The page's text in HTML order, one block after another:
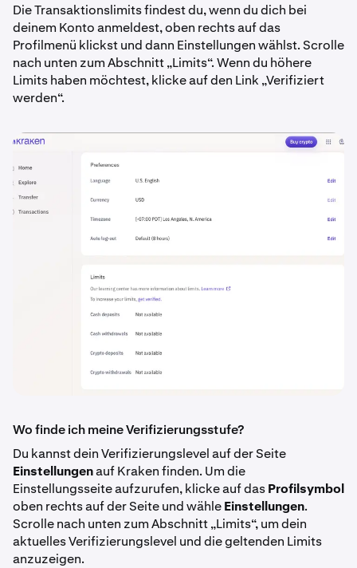
Die Transaktionslimits findest du, wenn du dich bei
deinem Konto anmeldest, oben rechts auf das
Profilmenü klickst und dann Einstellungen wählst. Scrolle
nach unten zum Abschnitt „Limits“. Wenn du höhere
Limits haben möchtest, klicke auf den Link „Verifiziert
werden“.
Wo finde ich meine Verifizierungsstufe?
Du kannst dein Verifizierungslevel auf der Seite
Einstellungenauf Kraken finden. Um die
Einstellungsseite aufzurufen, klicke auf dasProfilsymbol
oben rechts auf der Seite und wähleEinstellungen.
Scrolle nach unten zum Abschnitt „Limits“, um dein
aktuelles Verifizierungslevel und die geltenden Limits
anzuzeigen.